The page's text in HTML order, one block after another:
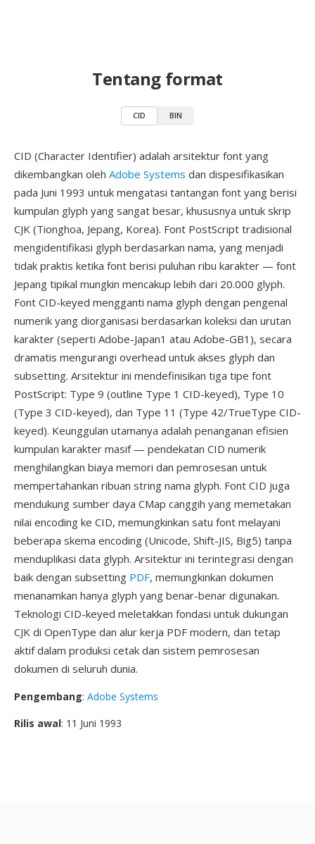
Tentang format
CID BIN
CID (Character Identifier) adalah arsitektur font yang
dikembangkan oleh Adobe Systems dan dispesifikasikan
pada Juni 1993 untuk mengatasi tantangan font yang berisi
kumpulan glyph yang sangat besar, khususnya untuk skrip
CJK (Tionghoa, Jepang, Korea). Font PostScript tradisional
mengidentifikasi glyph berdasarkan nama, yang menjadi
tidak praktis ketika font berisi puluhan ribu karakter — font
Jepang tipikal mungkin mencakup lebih dari 20.000 glyph.
Font CID-keyed mengganti nama glyph dengan pengenal
numerik yang diorganisasi berdasarkan koleksi dan urutan
karakter (seperti Adobe-Japan1 atau Adobe-GB1), secara
dramatis mengurangi overhead untuk akses glyph dan
subsetting. Arsitektur ini mendefinisikan tiga tipe font
PostScript: Type 9 (outline Type 1 CID-keyed), Type 10
(Type 3 CID-keyed), dan Type 11 (Type 42/TrueType CID-
keyed). Keunggulan utamanya adalah penanganan efisien
kumpulan karakter masif — pendekatan CID numerik
menghilangkan biaya memori dan pemrosesan untuk
mempertahankan ribuan string nama glyph. Font CID juga
mendukung sumber daya CMap canggih yang memetakan
nilai encoding ke CID, memungkinkan satu font melayani
beberapa skema encoding (Unicode, Shift-JIS, Big5) tanpa
menduplikasi data glyph. Arsitektur ini terintegrasi dengan
baik dengan subsetting PDF, memungkinkan dokumen
menanamkan hanya glyph yang benar-benar digunakan.
Teknologi CID-keyed meletakkan fondasi untuk dukungan
CJK di OpenType dan alur kerja PDF modern, dan tetap
aktif dalam produksi cetak dan sistem pemrosesan
dokumen di seluruh dunia.
Pengembang: Adobe Systems
Rilis awal: 11 Juni 1993